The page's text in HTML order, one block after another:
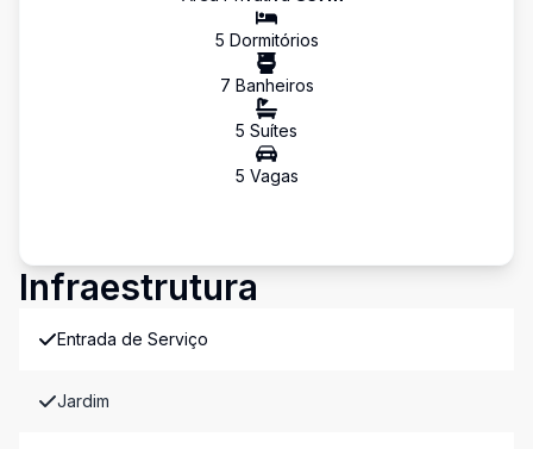
5 Dormitórios
7 Banheiros
5 Suítes
5 Vagas
Infraestrutura
Entrada de Serviço
Jardim